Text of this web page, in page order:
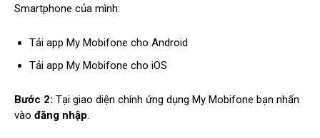
Smartphone của mình:
Tải app My Mobifone cho Android
Tải app My Mobifone cho iOS
Bước 2: Tại giao diện chính ứng dụng My Mobifone bạn nhấn
vào đăng nhập.